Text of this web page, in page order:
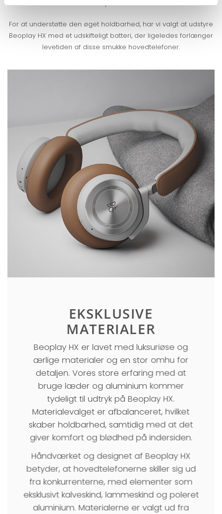
du er på farten.
For at understøtte den øget holdbarhed, har vi valgt at udstyre
Beoplay HX med et udskifteligt batteri, der ligeledes forlænger
levetiden af disse smukke hovedtelefoner.
EKSKLUSIVE
MATERIALER
Beoplay HX er lavet med luksuriøse og
ærlige materialer og en stor omhu for
detaljen. Vores store erfaring med at
bruge læder og aluminium kommer
tydeligt til udtryk på Beoplay HX.
Materialevalget er afbalanceret, hvilket
skaber holdbarhed, samtidig med at det
giver komfort og blødhed på indersiden.
Håndværket og designet af Beoplay HX
betyder, at hovedtelefonerne skiller sig ud
fra konkurrenterne, med elementer som
eksklusivt kalveskind, lammeskind og poleret
aluminium. Materialerne er valgt ud fra